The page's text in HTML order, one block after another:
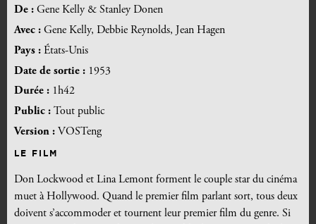
De : Gene Kelly & Stanley Donen
Avec : Gene Kelly, Debbie Reynolds, Jean Hagen
Pays : États-Unis
Date de sortie : 1953
Durée : 1h42
Public : Tout public
Version : VOSTeng
LE FILM
Don Lockwood et Lina Lemont forment le couple star du cinéma
muet à Hollywood. Quand le premier film parlant sort, tous deux
doivent s’accommoder et tournent leur premier film du genre. Si